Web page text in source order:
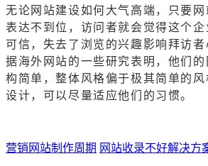
无论网站建设如何大气高端，只要
表达不到位，访问者就会觉得这个
可信，失去了浏览的兴趣影响拜访者
据海外网站的一些研究表明，他们
构简单，整体风格偏于极其简单的
设计，可以尽量适应他们的习惯。
营销网站制作周期 网站收录不好解决方